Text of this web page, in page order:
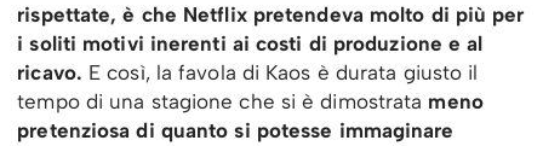
rispettate, è che Netflix pretendeva molto di più per
i soliti motivi inerenti ai costi di produzione e al
ricavo. E così, la favola di Kaos è durata giusto il
tempo di una stagione che si è dimostrata meno
pretenziosa di quanto si potesse immaginare